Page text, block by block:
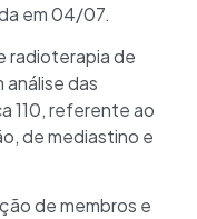
em 04/07.
radioterapia de
análise das
110, referente ao
de mediastino e
de membros e